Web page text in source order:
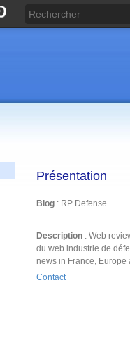
Présentation
Blog : RP Defense
Description : Web
du web industrie de
news in France, Europe
Contact